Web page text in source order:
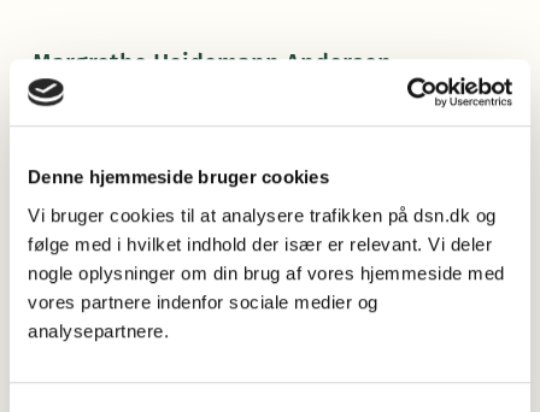
Denne hjemmeside bruger cookies
Vi bruger cookies til at analysere trafikken på dsn.dk og
følge med i hvilket indhold der især er relevant. Vi deler
nogle oplysninger om din brug af vores hjemmeside med
vores partnere indenfor sociale medier og
analysepartnere.
Margrethe Heidemann Andersen
Margrethe Heidemann Andersen blev ansat ved Dansk
Sprognævn i 1997 og er i dag seniorforsker og souschef. Hun
engelskpåvirkningen af danskog arbejder fortsat med
engelskpåvirkningen af dansk tale- og skriftsprog.
Margrethe er redaktør påRetskrivningsordbogenog på
Sprognævnets nyordsbogNye ord i dansk 1955 til i dag.
Derudover er hun også medlem af redaktionen af Nyt fra
Sprognævnet.
Margrethe er desuden fagansvarlig ved Lex – Danmarks